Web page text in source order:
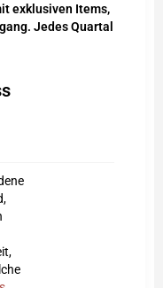
exklusiven Items,
Jedes Quartal